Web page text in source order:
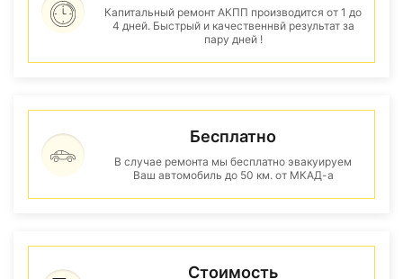
Капитальный ремонт АКПП производится от 1 до
4 дней. Быстрый и качественнвй результат за
пару дней !
Бесплатно
В случае ремонта мы бесплатно эвакуируем
Ваш автомобиль до 50 км. от МКАД-а
Стоимость